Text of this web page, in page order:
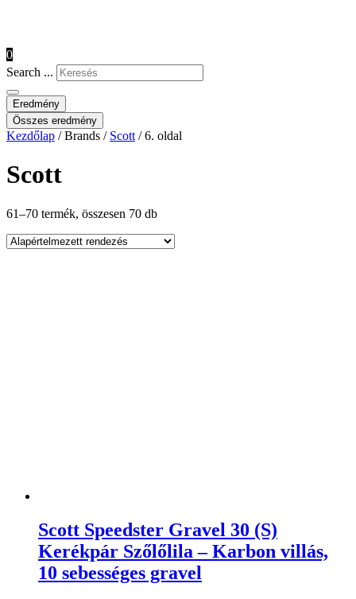
0
Search ...
Eredmény
Összes eredmény
Kezdőlap / Brands / Scott / 6. oldal
Scott
61–70 termék, összesen 70 db
Scott Speedster Gravel 30 (S)
Kerékpár Szőlőlila – Karbon villás,
10 sebességes gravel